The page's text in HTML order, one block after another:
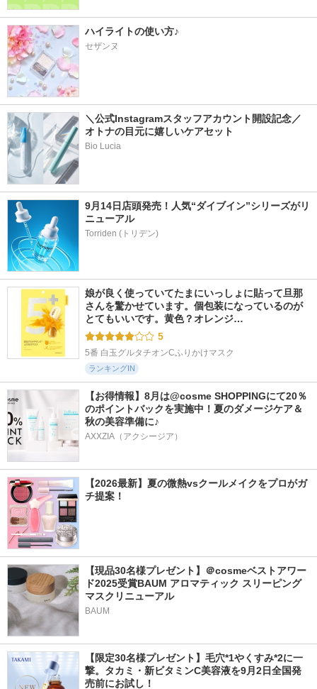
ハイライトの使い方♪
セザンヌ
＼公式Instagramスタッフアカウント開設記念／
オトナの目元に嬉しいケアセット
Bio Lucia
9月14日店頭発売！人気“ダイブイン”シリーズがリ
ニューアル
娘が良く使っていてたまにいっしょに貼って旦那
さんを驚かせています。個包装になっているのが
とてもいいです。黄色？オレンジ…
5
5番 白玉グルタチオンCふりかけマスク
ランキングIN
【お得情報】8月は@cosme SHOPPINGにて20％
のポイントバックを実施中！夏のダメージケア＆
秋の美容準備に♪
AXXZIA（アクシージア）
【2026最新】夏の微熱vsクールメイクをプロがガ
チ提案！
【現品30名様プレゼント】＠cosmeベストアワー
ド2025受賞BAUM アロマティック スリーピング
マスクリニューアル
BAUM
【限定30名様プレゼント】毛穴*1やくすみ*2に一
撃。タカミ・新ビタミンC美容液を9月2日全国発
売前にお試し！